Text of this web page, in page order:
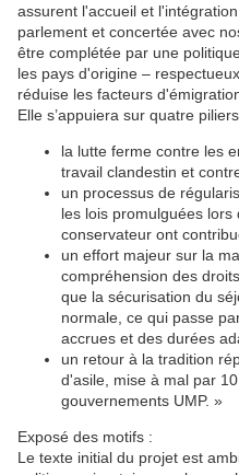
assurent l'accueil et
parlement et concertée avec
être complétée par une
les pays d'origine –
réduise les facteurs
Elle s’appuiera sur quatre
la lutte ferme contre les
travail clandestin et
un processus de
les lois promulguées
conservateur ont
un effort majeur sur la
compréhension des
que la sécurisation du
normale, ce qui passe
accrues et des durées
un retour à la tradition
d'asile, mise à mal par
gouvernements UMP. »
Exposé des motifs :
Le texte initial du projet est